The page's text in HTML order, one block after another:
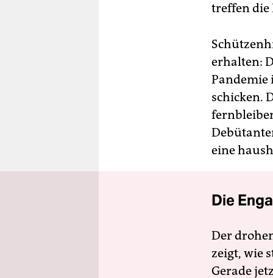
treffen die
erhalten:
Pandemie
schicken.
eine
Die
Der
zeigt, wie
Gerade